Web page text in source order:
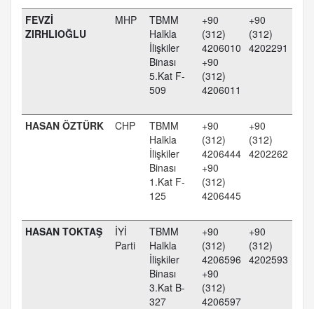
FEVZİ
ZIRHLIOĞLU
MHP
TBMM
Halkla
İlişkiler
Binası
5.Kat F-
509
+90
(312)
4206010
+90
(312)
4206011
+90
(312)
4202291
HASAN ÖZTÜRK CHP
TBMM
Halkla
İlişkiler
Binası
1.Kat F-
125
+90
(312)
4206444
+90
(312)
4206445
+90
(312)
4202262
HASAN TOKTAŞ
İYİ
Parti
TBMM
Halkla
İlişkiler
Binası
3.Kat B-
327
+90
(312)
4206596
+90
(312)
4206597
+90
(312)
4202593